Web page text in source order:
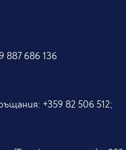
887 686 136
+359 82 506 512;